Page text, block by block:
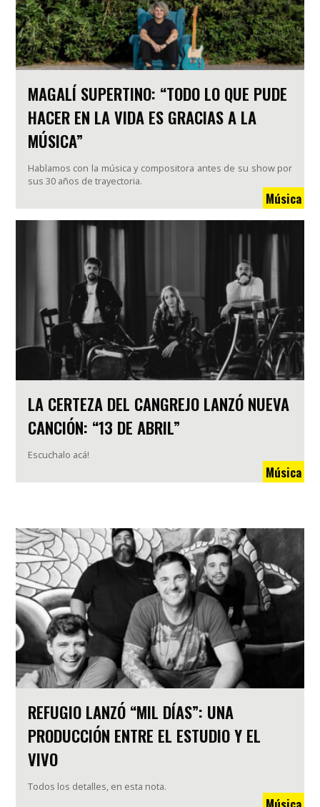
MAGALÍ SUPERTINO: “TODO LO QUE PUDE
HACER EN LA VIDA ES GRACIAS A LA
MÚSICA”
Hablamos con la música y compositora antes de su show por
sus 30 años de trayectoria.
Música
LA CERTEZA DEL CANGREJO LANZÓ NUEVA
CANCIÓN: “13 DE ABRIL”
Escuchalo acá!
Música
REFUGIO LANZÓ “MIL DÍAS”: UNA
PRODUCCIÓN ENTRE EL ESTUDIO Y EL
VIVO
Todos los detalles, en esta nota.